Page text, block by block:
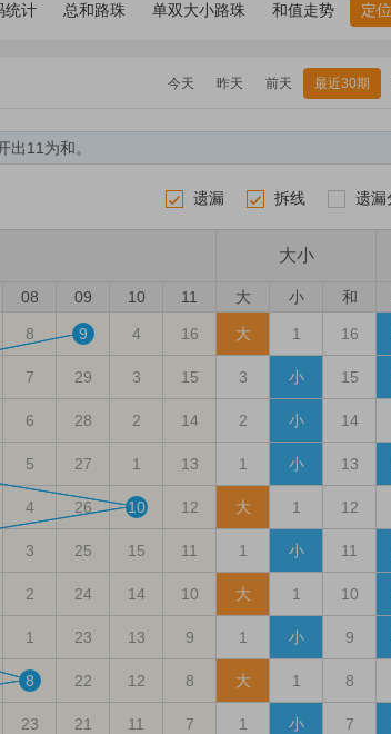
统计 总和路珠 单双大小路珠 和值走势 定
今天 昨天 前天 最近30期
11为和。
遗漏
拆线
遗漏
大小
08 09 10 11 大 小 和
8 9 4 16 大 1 16
7 29 3 15 3 小 15
6 28 2 14 2 小 14
5 27 1 13 1 小 13
4 26 10 12 大 1 12
3 25 15 11 1 小 11
2 24 14 10 大 1 10
1 23 13 9 1 小 9
8 22 12 8 大 1 8
23 21 11 7 1 小 7